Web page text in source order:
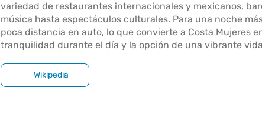
variedad de restaurantes internacionales y mexicanos,
música hasta espectáculos culturales. Para una noche
poca distancia en auto, lo que convierte a Costa Mujeres
tranquilidad durante el día y la opción de una vibrante
Wikipedia